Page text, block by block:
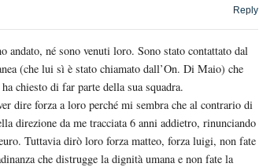
Reply
andato, né sono venuti loro. Sono stato contattato dal
(che lui sì è stato chiamato dall’On. Di Maio) che
chiesto di far parte della sua squadra.
dire forza a loro perché mi sembra che al contrario di
direzione da me tracciata 6 anni addietro, rinunciando
Tuttavia dirò loro forza matteo, forza luigi, non fate
che distrugge la dignità umana e non fate la